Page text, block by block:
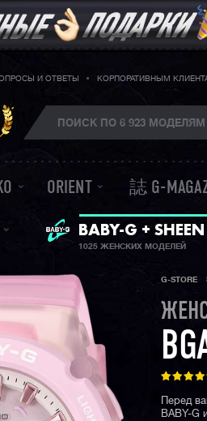
И ОТВЕТЫ КОРПОРАТИВНЫМ
ORIENT 誌 G-
ЖЕНСКИЕ ЧАСЫ
BABY-G + SHEEN
1025 ЖЕНСКИХ МОДЕЛЕЙ
G-STORE
Перед
BABY-G